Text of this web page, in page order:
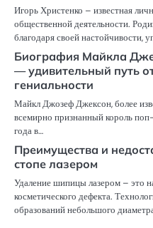
Игорь Христенко – известная
общественной деятельности.
благодаря своей настойчивости,
Биография Майкла
— удивительный путь
гениальности
Майкл Джозеф Джексон, более
всемирно признанный король
года в…
Преимущества и
стопе лазером
Удаление шипицы лазером – это
косметического дефекта.
образований небольшого